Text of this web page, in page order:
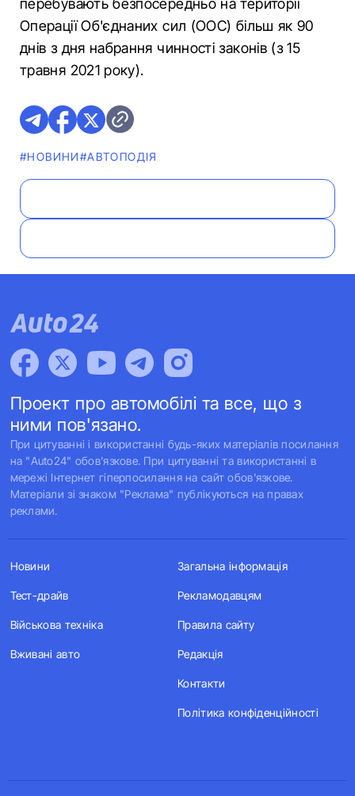
перебувають безпосередньо на території
Операції Об'єднаних сил (ООС) більш як 90
днів з дня набрання чинності законів (з 15
травня 2021 року).
#НОВИНИ#АВТОПОДІЯ
Проект про автомобілі та все, що з
ними пов'язано.
При цитуванні і використанні будь-яких матеріалів посилання
на "Auto24" обов'язкове. При цитуванні та використанні в
мережі Інтернет гіперпосилання на сайт обов'язкове.
Матеріали зі знаком "Реклама" публікуються на правах
реклами.
Новини
Тест-драйв
Військова техніка
Вживані авто
Загальна інформація
Рекламодавцям
Правила сайту
Редакція
Контакти
Політика конфіденційності